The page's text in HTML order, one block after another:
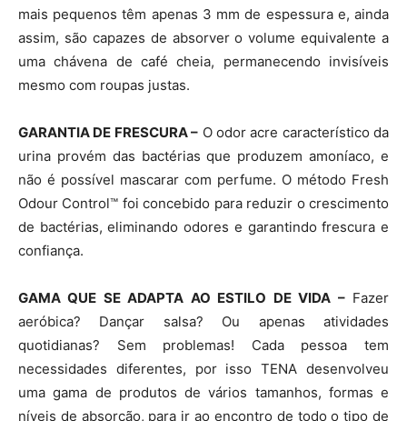
mais pequenos têm apenas 3 mm de espessura e, ainda
assim, são capazes de absorver o volume equivalente a
uma chávena de café cheia, permanecendo invisíveis
mesmo com roupas justas.
GARANTIA DE FRESCURA – O odor acre característico da
urina provém das bactérias que produzem amoníaco, e
não é possível mascarar com perfume. O método Fresh
Odour Control™ foi concebido para reduzir o crescimento
de bactérias, eliminando odores e garantindo frescura e
confiança.
GAMA QUE SE ADAPTA AO ESTILO DE VIDA –Fazer
aeróbica? Dançar salsa? Ou apenas atividades
quotidianas? Sem problemas! Cada pessoa tem
necessidades diferentes, por isso TENA desenvolveu
uma gama de produtos de vários tamanhos, formas e
níveis de absorção, para ir ao encontro de todo o tipo de